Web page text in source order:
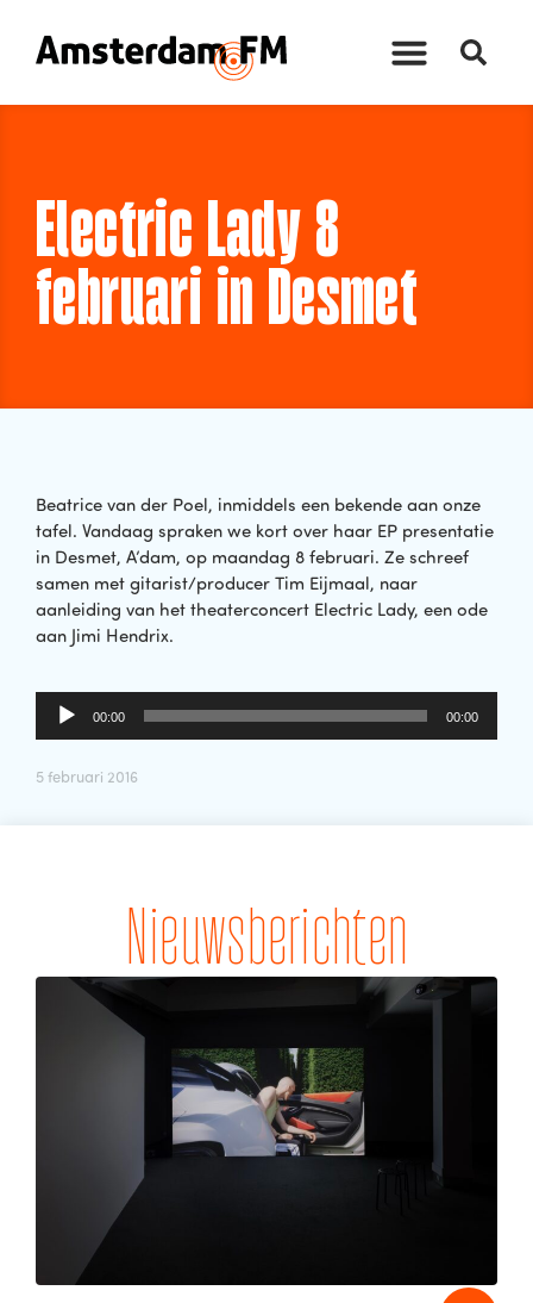
Electric Lady 8
februari in Desmet
Beatrice van der Poel, inmiddels een bekende aan onze
tafel. Vandaag spraken we kort over haar EP presentatie
in Desmet, A’dam, op maandag 8 februari. Ze schreef
samen met gitarist/producer Tim Eijmaal, naar
aanleiding van het theaterconcert Electric Lady, een ode
aan Jimi Hendrix.
Audiospeler
00:00 00:00
5 februari 2016
Nieuwsberichten